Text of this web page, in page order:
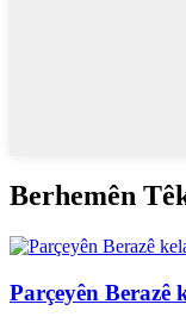
Berhemên
Parçeyên Berazê